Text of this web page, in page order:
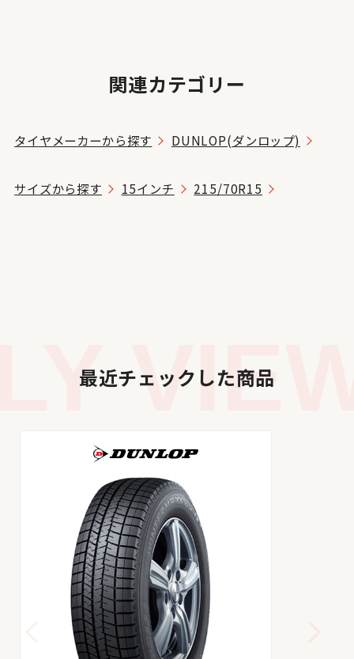
関連カテゴリー
タイヤメーカーから探す DUNLOP(ダンロップ)
サイズから探す 15インチ 215/70R15
最近チェックした商品